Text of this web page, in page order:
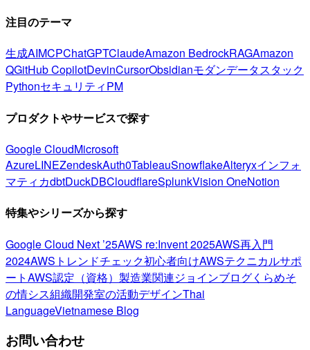
注目のテーマ
生成AIMCPChatGPTClaudeAmazon BedrockRAGAmazon
QGitHub CopilotDevinCursorObsidianモダンデータスタック
PythonセキュリティPM
プロダクトやサービスで探す
Google CloudMicrosoft
AzureLINEZendeskAuth0TableauSnowflakeAlteryxインフォ
マティカdbtDuckDBCloudflareSplunkVision OneNotion
特集やシリーズから探す
Google Cloud Next ’25AWS re:Invent 2025AWS再入門
2024AWSトレンドチェック初心者向けAWSテクニカルサポ
ートAWS認定（資格） 製造業関連ジョインブログくらめそ
の情シス組織開発室の活動デザインThai
LanguageVietnamese Blog
お問い合わせ